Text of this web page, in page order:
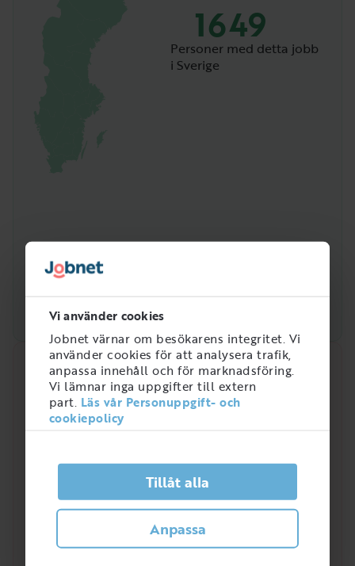
Vi använder cookies
Jobnet värnar om besökarens integritet. Vi
använder cookies för att analysera trafik,
anpassa innehåll och för marknadsföring.
Vi lämnar inga uppgifter till extern
part. Läs vår Personuppgift- och
cookiepolicy
Tillåt alla
Anpassa
1649
Personer med detta jobb
i Sverige
Snabbanalys
Efterfrågan på arbetsmarknaden just nu
4
Hur efterfrågad är rollen som Larmoperatör?
Larmoperatör är en yrkesroll som efterfrågats
allt mer de senaste åren. I Sverige jobbar totalt